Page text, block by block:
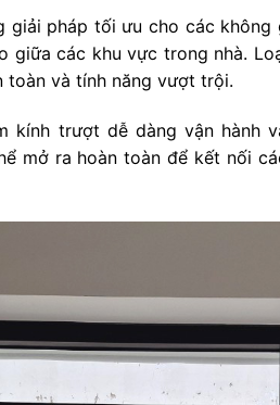
pháp tối ưu cho các
giữa các khu vực trong nhà.
toàn và tính năng vượt trội.
kính trượt dễ dàng vận hành
mở ra hoàn toàn để kết nối